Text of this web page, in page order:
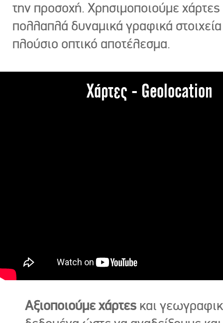
την προσοχή. Χρησιμοποιούμε χάρτες
πολλαπλά δυναμικά γραφικά στοιχεία
πλούσιο οπτικό αποτέλεσμα.
Χάρτες - Geolocation
Αξιοποιούμε χάρτες και